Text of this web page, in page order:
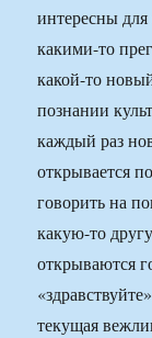
интересны
какими-то
какой-то
познании
каждый раз
открывается
говорить на
какую-то
открываются
текущая